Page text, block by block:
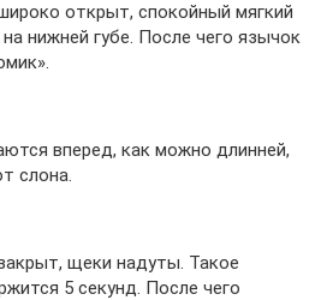
открыт, спокойный мягкий
нижней губе. После чего язычок
вперед, как можно длинней,
слона.
щеки надуты. Такое
5 секунд. После чего